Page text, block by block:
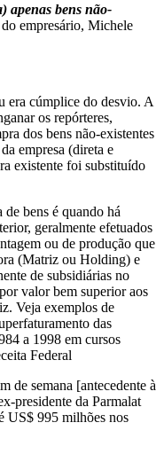
apenas bens não-
empresário, Michele
era cúmplice do desvio. A
os repórteres,
dos bens não-existentes
empresa (direta e
existente foi substituído
bens é quando há
geralmente efetuados
ou de produção que
(Matriz ou Holding) e
de subsidiárias no
valor bem superior aos
Veja exemplos de
das
a 1998 em cursos
Federal
de semana [antecedente à
presidente da Parmalat
US$ 995 milhões nos